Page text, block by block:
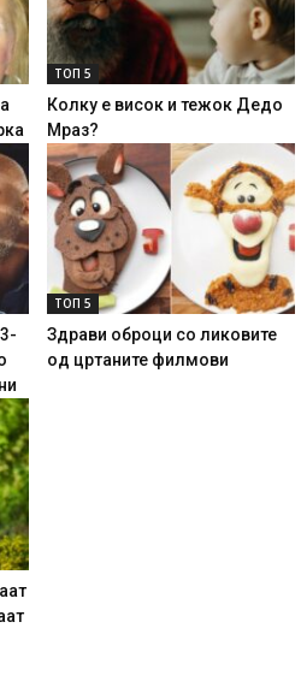
ТОП 5
Колку е висок и тежок Дедо
Мраз?
ТОП 5
Здрави оброци со ликовите
од цртаните филмови